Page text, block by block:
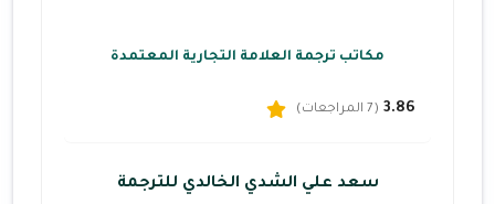
مكاتب ترجمة العلامة التجارية المعتمدة
3.86 (7 المراجعات)
سعد علي الشدي الخالدي للترجمة